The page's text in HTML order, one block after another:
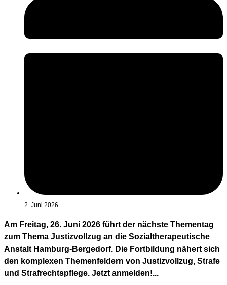
2. Juni 2026
Am Freitag, 26. Juni 2026 führt der nächste Thementag
zum Thema Justizvollzug an die Sozialtherapeutische
Anstalt Hamburg-Bergedorf. Die Fortbildung nähert sich
den komplexen Themenfeldern von Justizvollzug, Strafe
und Strafrechtspflege. Jetzt anmelden!...